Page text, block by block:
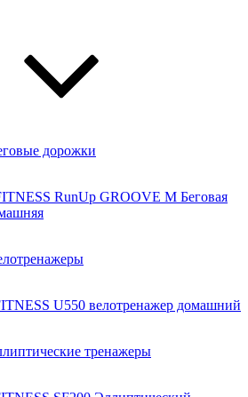
дорожки
RunUp GROOVE M Бе­го­вая
U550 велотренажер домашний
тренажеры